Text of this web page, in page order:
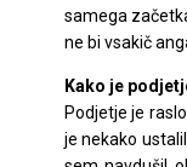
samega
ne bi vsakič
Kako je
Podjetje je
je nekako